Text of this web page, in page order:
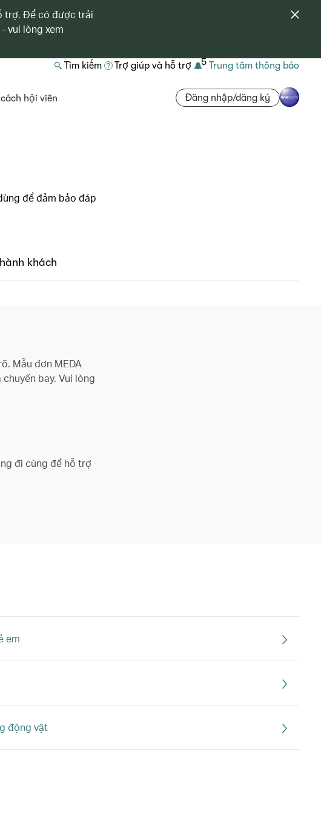
trợ. Để có được trải
vui lòng xem
Tìm kiếm Trợ giúp và hỗ trợ 5 Trung tâm thông báo
hội viên Đăng nhập/đăng ký
để đảm bảo đáp
khách
Mẫu đơn MEDA
bay. Vui lòng
đi cùng để hỗ trợ
em
động vật